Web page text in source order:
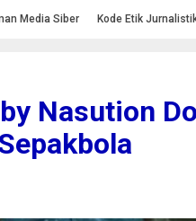
Media Siber Kode Etik
Nasution